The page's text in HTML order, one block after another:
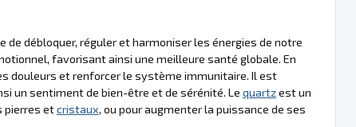
de débloquer, réguler et harmoniser les énergies de notre
favorisant ainsi une meilleure santé globale. En
douleurs et renforcer le système immunitaire. Il est
un sentiment de bien-être et de sérénité. Le quartzest un
pierres etcristaux, ou pour augmenter la puissance de ses